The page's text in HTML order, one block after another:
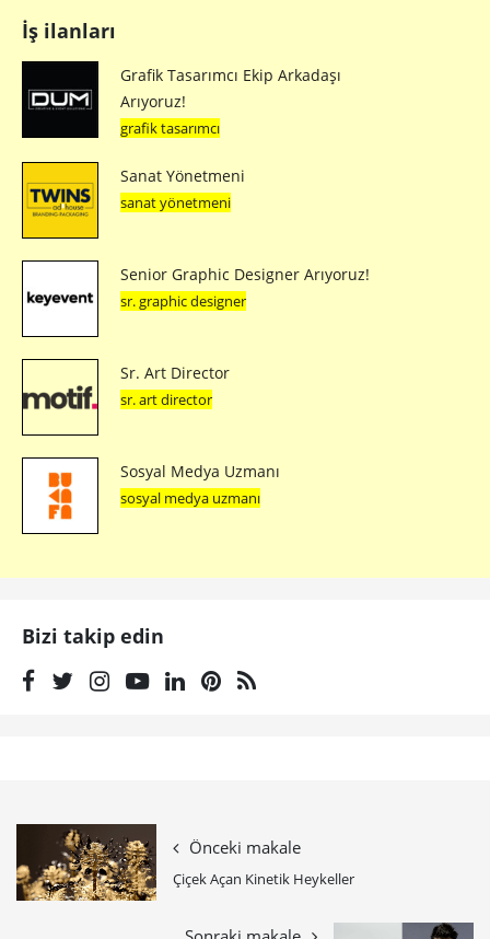
İş ilanları
Grafik Tasarımcı Ekip Arkadaşı
Arıyoruz!
grafik tasarımcı
Sanat Yönetmeni
sanat yönetmeni
Senior Graphic Designer Arıyoruz!
sr. graphic designer
Sr. Art Director
sr. art director
Sosyal Medya Uzmanı
sosyal medya uzmanı
Bizi takip edin
Önceki makale
Çiçek Açan Kinetik Heykeller